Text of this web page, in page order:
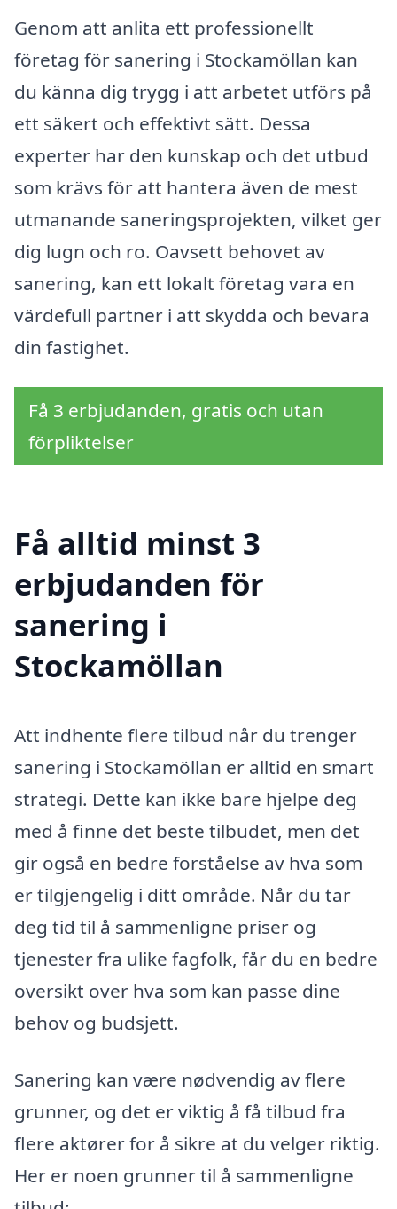
Genom att anlita ett professionellt
företag för sanering i Stockamöllan kan
du känna dig trygg i att arbetet utförs på
ett säkert och effektivt sätt. Dessa
experter har den kunskap och det utbud
som krävs för att hantera även de mest
utmanande saneringsprojekten, vilket ger
dig lugn och ro. Oavsett behovet av
sanering, kan ett lokalt företag vara en
värdefull partner i att skydda och bevara
din fastighet.
Få 3 erbjudanden, gratis och utan
förpliktelser
Få alltid minst 3
erbjudanden för
sanering i
Stockamöllan
Att indhente flere tilbud når du trenger
sanering i Stockamöllan er alltid en smart
strategi. Dette kan ikke bare hjelpe deg
med å finne det beste tilbudet, men det
gir også en bedre forståelse av hva som
er tilgjengelig i ditt område. Når du tar
deg tid til å sammenligne priser og
tjenester fra ulike fagfolk, får du en bedre
oversikt over hva som kan passe dine
behov og budsjett.
Sanering kan være nødvendig av flere
grunner, og det er viktig å få tilbud fra
flere aktører for å sikre at du velger riktig.
Her er noen grunner til å sammenligne